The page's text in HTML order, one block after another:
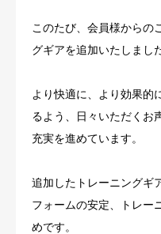
このたび、会員様からの
グギアを追加いたしまし
より快適に、より効果的
るよう、日々いただくお
充実を進めています。
追加したトレーニングギ
フォームの安定、トレー
めです。